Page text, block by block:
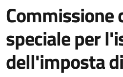
Commissione
speciale per
dell'imposta